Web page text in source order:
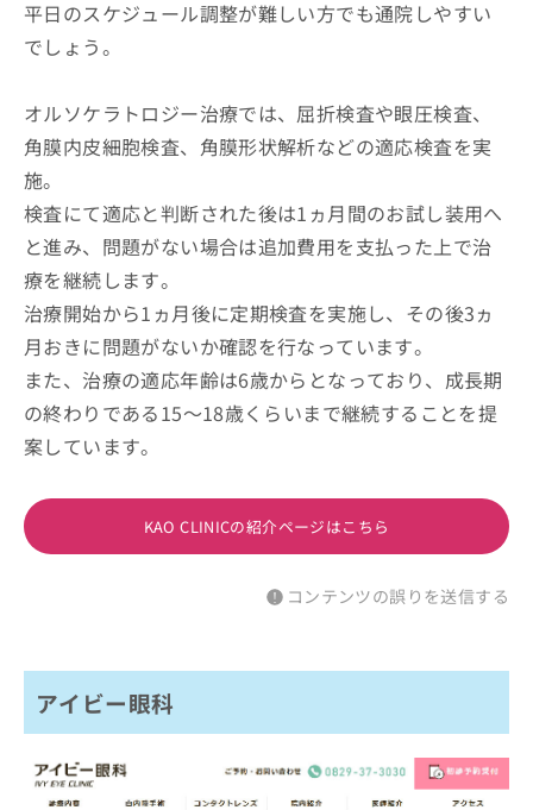
平日のスケジュール調整が難しい方でも通院しやすい
でしょう。
オルソケラトロジー治療では、屈折検査や眼圧検査、
角膜内皮細胞検査、角膜形状解析などの適応検査を実
施。
検査にて適応と判断された後は1ヵ月間のお試し装用へ
と進み、問題がない場合は追加費用を支払った上で治
療を継続します。
治療開始から1ヵ月後に定期検査を実施し、その後3ヵ
月おきに問題がないか確認を行なっています。
また、治療の適応年齢は6歳からとなっており、成長期
の終わりである15～18歳くらいまで継続することを提
案しています。
KAO CLINICの紹介ページはこちら
コンテンツの誤りを送信する
アイビー眼科